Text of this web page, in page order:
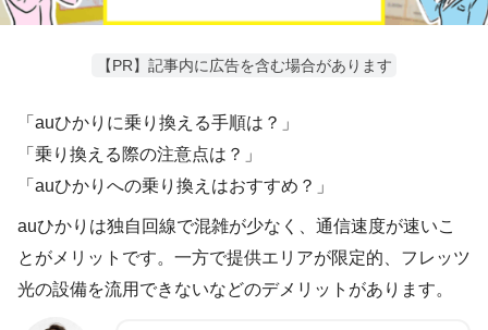
【PR】記事内に広告を含む場合があります
「auひかりに乗り換える手順は？」
「乗り換える際の注意点は？」
「auひかりへの乗り換えはおすすめ？」
auひかりは独自回線で混雑が少なく、通信速度が速いこ
とがメリットです。一方で提供エリアが限定的、フレッツ
光の設備を流用できないなどのデメリットがあります。